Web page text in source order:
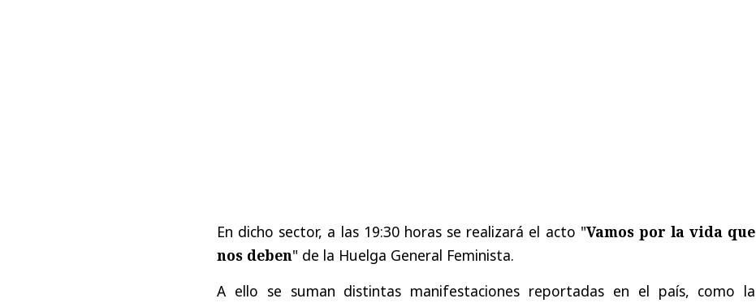
En dicho sector, a las 19:30 horas se realizará el acto "Vamos por la vida que
nos deben" de la Huelga General Feminista.
A ello se suman distintas manifestaciones reportadas en el país, como la